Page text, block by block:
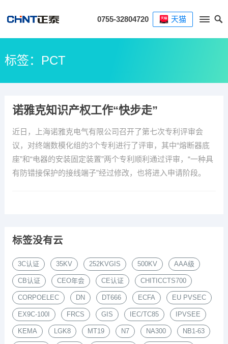
0755-32804720 天猫
标签：PCT
诺雅克知识产权工作“快步走”
近日，上海诺雅克电气有限公司召开了第七次专利评审会
议，对终端数模化组的3个专利进行了评审，其中“熔断器底
座”和“电器的安装固定装置”两个专利顺利通过评审，“一种具
有防错接保护的接线端子”经过修改，也将进入申请阶段。
标签没有云
3C认证 35KV 252KVGIS 500KV AAA级
CB认证 CEO年会 CE认证 CHITICCTS700
CORPOELEC DN DT666 ECFA EU PVSEC
EX9C-100I FRCS GIS IEC/TC85 IPVSEE
KEMA LGK8 MT19 N7 NA300 NB1-63